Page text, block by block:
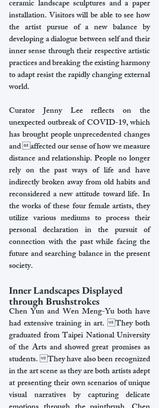
ceramic landscape sculptures and a paper
installation. Visitors will be able to see how
the artist pursue of a new balance by
developing a dialogue between self and their
inner sense through their respective artistic
practices and breaking the existing harmony
to adapt resist the rapidly changing external
world.
Curator Jenny Lee reflects on the
unexpected outbreak of COVID-19, which
has brought people unprecedented changes
and affected our sense of how we measure
distance and relationship. People no longer
rely on the past ways of life and have
indirectly broken away from old habits and
reconsidered a new attitude toward life. In
the works of these four female artists, they
utilize various mediums to process their
personal declaration in the pursuit of
connection with the past while facing the
future and searching balance in the present
society.
Inner Landscapes Displayed
through Brushstrokes
Chen Yun and Wen Meng-Yu both have
had extensive training in art. They both
graduated from Taipei National University
of the Arts and showed great promises as
students. They have also been recognized
in the art scene as they are both artists adept
at presenting their own scenarios of unique
visual narratives by capturing delicate